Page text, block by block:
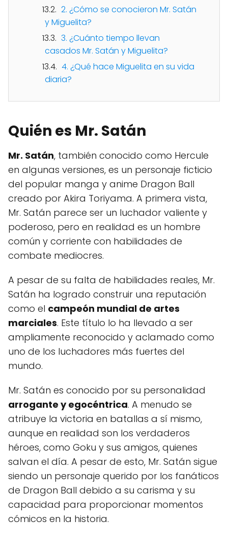
2. ¿Cómo se conocieron Mr. Satán
y Miguelita?
3. ¿Cuánto tiempo llevan
casados Mr. Satán y Miguelita?
4. ¿Qué hace Miguelita en su vida
diaria?
Quién es Mr. Satán
Mr. Satán, también conocido como Hercule
en algunas versiones, es un personaje ficticio
del popular manga y anime Dragon Ball
creado por Akira Toriyama. A primera vista,
Mr. Satán parece ser un luchador valiente y
poderoso, pero en realidad es un hombre
común y corriente con habilidades de
combate mediocres.
A pesar de su falta de habilidades reales, Mr.
Satán ha logrado construir una reputación
como el campeón mundial de artes
marciales. Este título lo ha llevado a ser
ampliamente reconocido y aclamado como
uno de los luchadores más fuertes del
mundo.
Mr. Satán es conocido por su personalidad
arrogante y egocéntrica. A menudo se
atribuye la victoria en batallas a sí mismo,
aunque en realidad son los verdaderos
héroes, como Goku y sus amigos, quienes
salvan el día. A pesar de esto, Mr. Satán sigue
siendo un personaje querido por los fanáticos
de Dragon Ball debido a su carisma y su
capacidad para proporcionar momentos
cómicos en la historia.